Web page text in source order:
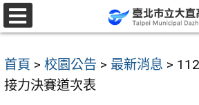
跳
至
要
內
首頁 > 校園公告 > 最新消息 >
接力決賽道次表
選
單